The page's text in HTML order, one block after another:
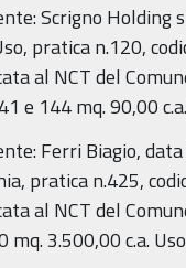
Scrigno Holding
pratica n.120,
al NCT del
e 144 mq. 90,00
Ferri Biagio,
pratica n.425,
al NCT del
mq. 3.500,00 c.a.